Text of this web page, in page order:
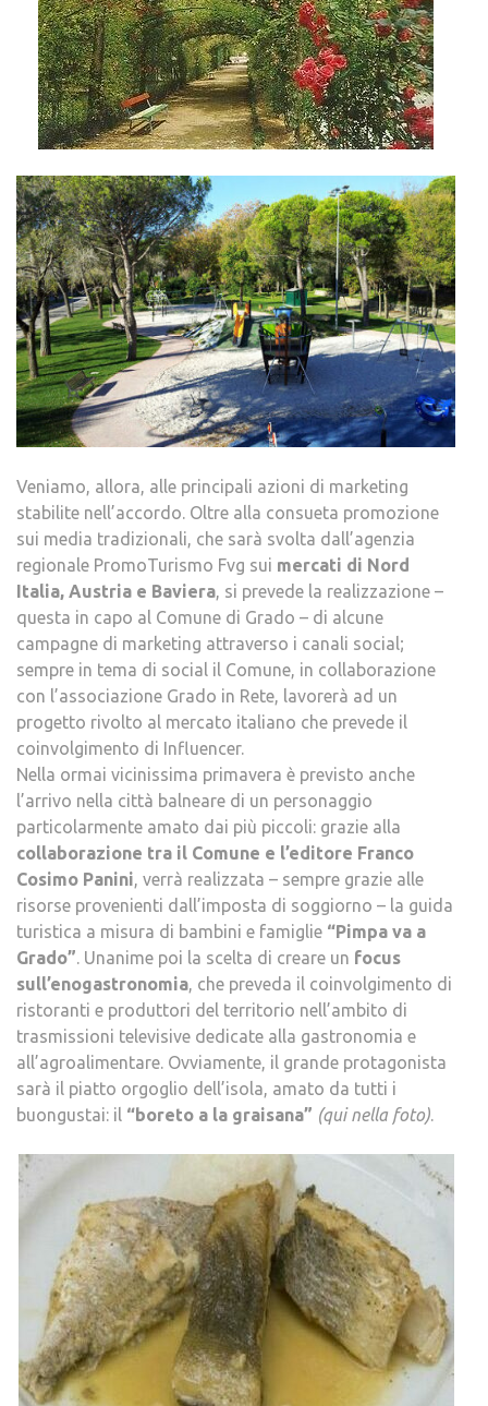
Veniamo, allora, alle principali azioni di marketing
stabilite nell’accordo. Oltre alla consueta promozione
sui media tradizionali, che sarà svolta dall’agenzia
regionale PromoTurismo Fvg sui mercati di Nord
Italia, Austria e Baviera, si prevede la realizzazione –
questa in capo al Comune di Grado – di alcune
campagne di marketing attraverso i canali social;
sempre in tema di social il Comune, in collaborazione
con l’associazione Grado in Rete, lavorerà ad un
progetto rivolto al mercato italiano che prevede il
coinvolgimento di Influencer.
Nella ormai vicinissima primavera è previsto anche
l’arrivo nella città balneare di un personaggio
particolarmente amato dai più piccoli: grazie alla
collaborazione tra il Comune e l’editore Franco
Cosimo Panini, verrà realizzata – sempre grazie alle
risorse provenienti dall’imposta di soggiorno – la guida
turistica a misura di bambini e famiglie “Pimpa va a
Grado”. Unanime poi la scelta di creare un focus
sull’enogastronomia, che preveda il coinvolgimento di
ristoranti e produttori del territorio nell’ambito di
trasmissioni televisive dedicate alla gastronomia e
all’agroalimentare. Ovviamente, il grande protagonista
sarà il piatto orgoglio dell’isola, amato da tutti i
buongustai: il “boreto a la graisana” (qui nella foto).